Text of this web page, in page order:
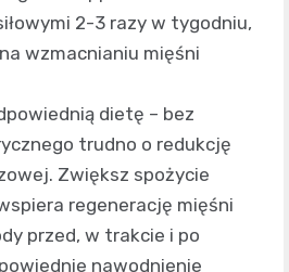
2-3 razy w tygodniu,
wzmacnianiu mięśni
dietę – bez
trudno o redukcję
Zwiększ spożycie
regenerację mięśni
przed, w trakcie i po
nawodnienie